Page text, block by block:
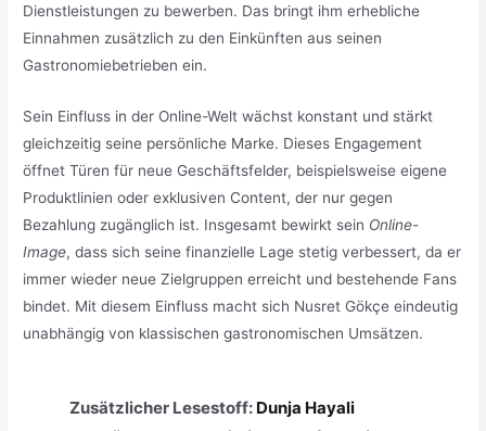
Dienstleistungen zu bewerben. Das bringt ihm erhebliche
Einnahmen zusätzlich zu den Einkünften aus seinen
Gastronomiebetrieben ein.
Sein Einfluss in der Online-Welt wächst konstant und stärkt
gleichzeitig seine persönliche Marke. Dieses Engagement
öffnet Türen für neue Geschäftsfelder, beispielsweise eigene
Produktlinien oder exklusiven Content, der nur gegen
Bezahlung zugänglich ist. Insgesamt bewirkt sein Online-
Image, dass sich seine finanzielle Lage stetig verbessert, da er
immer wieder neue Zielgruppen erreicht und bestehende Fans
bindet. Mit diesem Einfluss macht sich Nusret Gökçe eindeutig
unabhängig von klassischen gastronomischen Umsätzen.
Zusätzlicher Lesestoff: Dunja Hayali